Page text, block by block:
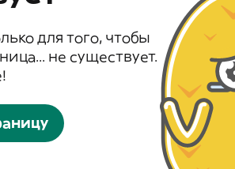
для того, чтобы
не существует.